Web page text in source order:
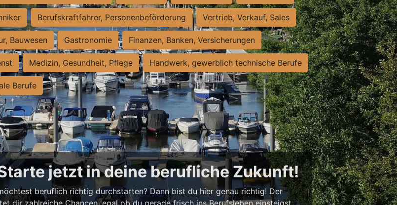
Berufskraftfahrer, Personenbeförderung Vertrieb, Verkauf, Sales
Bauwesen Gastronomie Finanzen, Banken, Versicherungen
Medizin, Gesundheit, Pflege Handwerk, gewerblich technische Berufe
Berufe
jetzt in deine berufliche Zukunft!
beruflich richtig durchstarten? Dann bist du hier genau richtig! Der